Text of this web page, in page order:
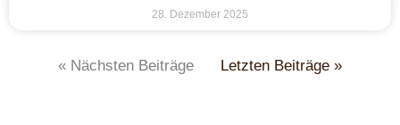
28. Dezember 2025
« Nächsten Beiträge Letzten Beiträge »